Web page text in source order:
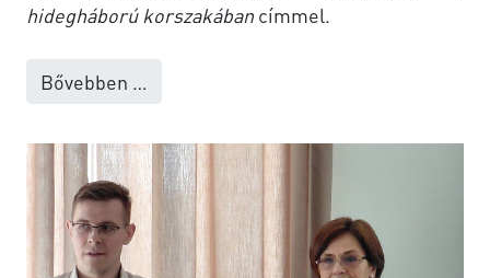
hidegháború korszakában címmel.
Bővebben …